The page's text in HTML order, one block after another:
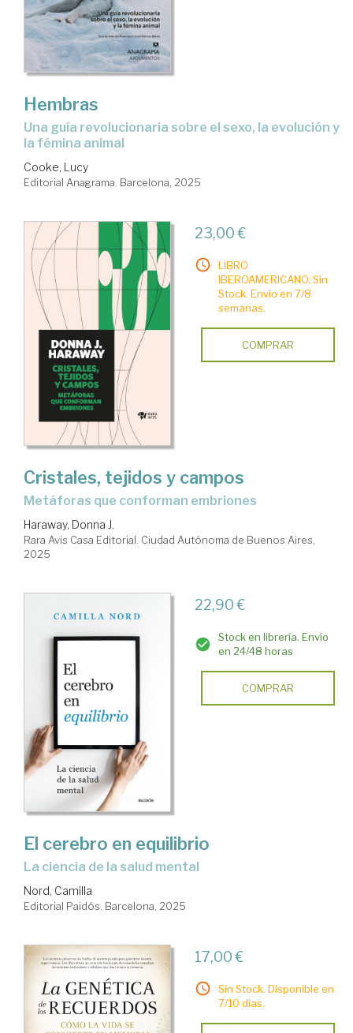
Hembras
Una guía revolucionaria sobre el sexo, la evolución y
la fémina animal
Cooke, Lucy
Editorial Anagrama. Barcelona, 2025
23,00 €
LIBRO
IBEROAMERICANO. Sin
Stock. Envío en 7/8
semanas.
COMPRAR
Cristales, tejidos y campos
metáforas que conforman embriones
Haraway, Donna J.
Rara Avis Casa Editorial. Ciudad Autónoma de Buenos Aires,
2025
22,90 €
Stock en librería. Envío
en 24/48 horas
COMPRAR
El cerebro en equilibrio
La ciencia de la salud mental
Nord, Camilla
Editorial Paidós. Barcelona, 2025
17,00 €
Sin Stock. Disponible en
7/10 días.